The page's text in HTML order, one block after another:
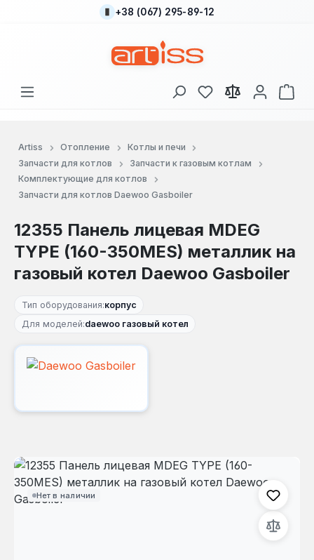
Перейти к основному содержанию
+38 (067) 295-89-12
У вас есть товары
В
Artiss Отопление
Котлы и печи
Запчасти для котлов
Запчасти к газовым котлам
Комплектующие для котлов
Запчасти для котлов Daewoo Gasboiler
12355 Панель лицевая MDEG
TYPE (160-350MES) металлик на
газовый котел Daewoo Gasboiler
Тип оборудования:корпус
Для моделей:daewoo газовый котел
Нет в наличии
Пропустить галерею изображений